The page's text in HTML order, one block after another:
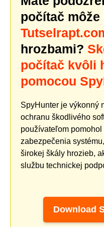
počítač
hrozbami?
počítač kvôli
pomocou
SpyHunter je výkonný
ochranu škodlivého
používateľom
zabezpečenia
širokej škály hrozieb,
službu technickej
Download